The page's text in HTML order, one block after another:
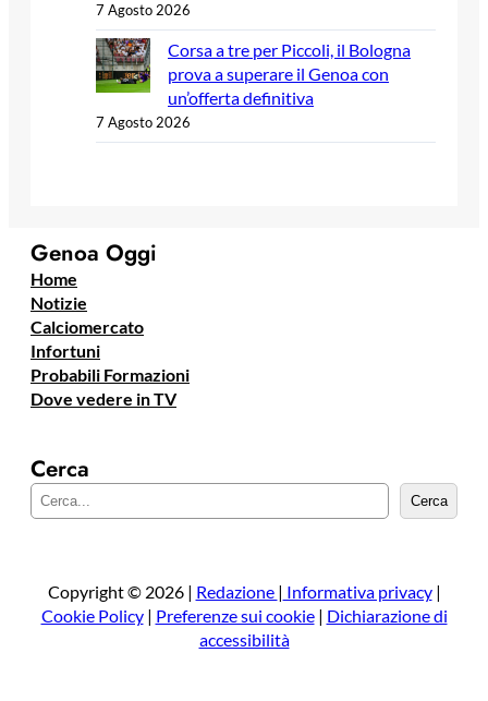
7 Agosto 2026
Corsa a tre per Piccoli, il Bologna
prova a superare il Genoa con
un’offerta definitiva
7 Agosto 2026
Genoa Oggi
Home
Notizie
Calciomercato
Infortuni
Probabili Formazioni
Dove vedere in TV
Cerca
e
a
Cerca
Copyright © 2026 | Redazione | Informativa privacy|
Cookie Policy| Preferenze sui cookie| Dichiarazione di
accessibilità